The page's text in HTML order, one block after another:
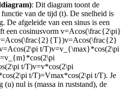
: Dit diagram toont de
van de tijd (t). De snelheid is
De afgeleide van een sinus is een
een cosinusvorm v=Acos(\frac{2\pi}
t/T)v=v_{\max}*cos(2\pi
t/T)v=v*cos(2\pi
t/T)=Vmax*cos(2\pi t/T). Je
nul is (massa in ruststand), de